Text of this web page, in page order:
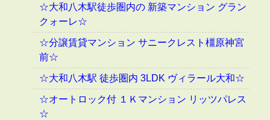
☆大和八木駅徒歩圏内の 新築マンション グラン
クォーレ☆
☆分譲賃貸マンション サニークレスト橿原神宮
前☆
☆大和八木駅 徒歩圏内 3LDK ヴィラール大和☆
☆オートロック付 １Ｋマンション リッツパレス
☆